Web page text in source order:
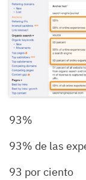
93%
93% de las
93 por ciento